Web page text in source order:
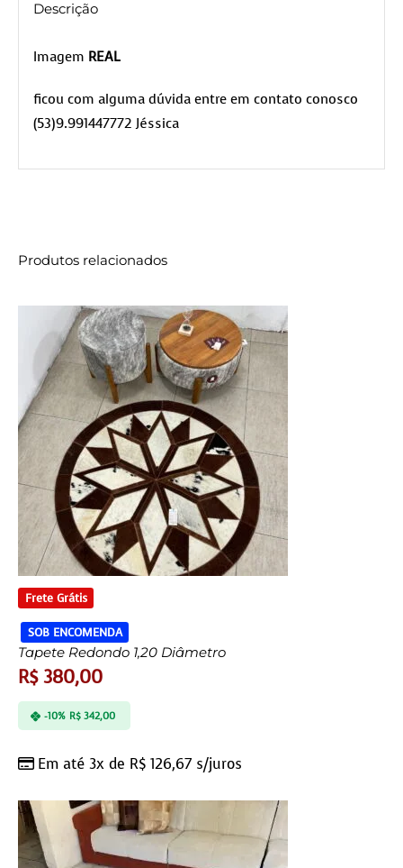
Descrição
Imagem REAL
ficou com alguma dúvida entre em contato conosco
(53)9.991447772 Jéssica
Produtos relacionados
Frete Grátis
SOB ENCOMENDA
Tapete Redondo 1,20 Diâmetro
R$380,00
Em até 3x de R$ 126,67 s/juros
-10% R$342,00